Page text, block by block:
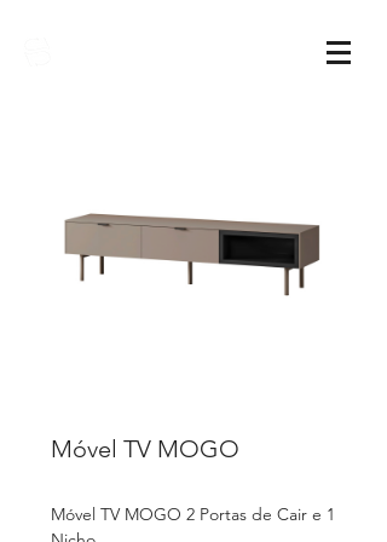
Móvel TV MOGO
Móvel TV MOGO 2 Portas de Cair e 1